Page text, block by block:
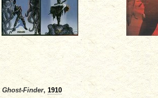
Ghost-Finder, 1910